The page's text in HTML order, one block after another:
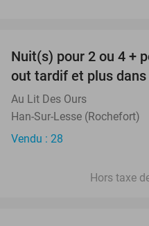
Nuit(s) pour 2 ou 4 +
out tardif et plus
Au Lit Des Ours
Han-Sur-Lesse (Rochefort)
Vendu : 28
Hors taxe